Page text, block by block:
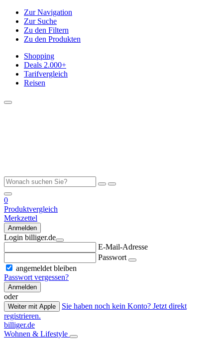
Zur Navigation
Zur Suche
Zu den Filtern
Zu den Produkten
Shopping
Deals 2.000+
Tarifvergleich
Reisen
0
Produktvergleich
Merkzettel
Anmelden
Login billiger.de
E-Mail-Adresse
Passwort
angemeldet bleiben
Passwort vergessen?
Anmelden
oder
Weiter mit Apple
Sie haben noch kein Konto? Jetzt direkt
registrieren.
billiger.de
Wohnen & Lifestyle